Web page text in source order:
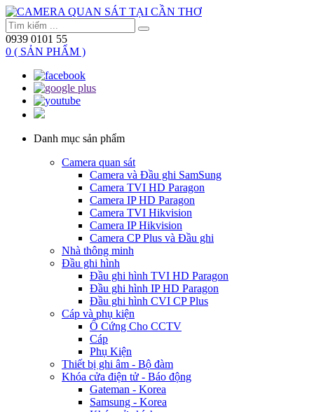
0939 0101 55
0 ( SẢN PHẨM )
Danh mục sản phẩm
Camera quan sát
Camera và Đầu ghi SamSung
Camera TVI HD Paragon
Camera IP HD Paragon
Camera TVI Hikvision
Camera IP Hikvision
Camera CP Plus và Đầu ghi
Nhà thông minh
Đầu ghi hình
Đầu ghi hình TVI HD Paragon
Đầu ghi hình IP HD Paragon
Đầu ghi hình CVI CP Plus
Cáp và phụ kiện
Ổ Cứng Cho CCTV
Cáp
Phụ Kiện
Thiết bị ghi âm - Bộ đàm
Khóa cửa điện tử - Báo động
Gateman - Korea
Samsung - Korea